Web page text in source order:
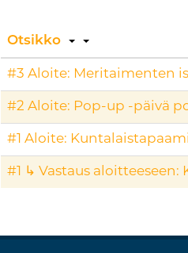
Otsikko
#3 Aloite: Meritaimenten
#2 Aloite: Pop-up -päivä
#1 Aloite:
#1 ↳ Vastaus